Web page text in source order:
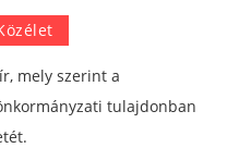
mely szerint a
tulajdonban